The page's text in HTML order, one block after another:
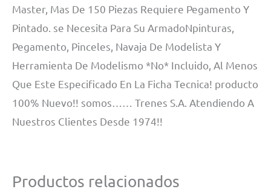
Master, Mas De 150 Piezas Requiere Pegamento Y
Pintado. se Necesita Para Su ArmadoNpinturas,
Pegamento, Pinceles, Navaja De Modelista Y
Herramienta De Modelismo *No* Incluido, Al Menos
Que Este Especificado En La Ficha Tecnica! producto
100% Nuevo!! somos…… Trenes S.A. Atendiendo A
Nuestros Clientes Desde 1974!!
Productos relacionados